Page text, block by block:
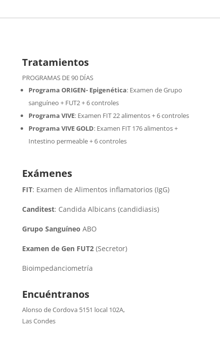
Tratamientos
PROGRAMAS DE 90 DÍAS
Programa ORIGEN- Epigenética:Examen de Grupo
sanguíneo + FUT2 + 6 controles
Programa VIVE: Examen FIT 22 alimentos + 6 controles
Programa VIVE GOLD: Examen FIT 176 alimentos +
Intestino permeable + 6 controles
Exámenes
FIT: Examen de Alimentos inflamatorios (IgG)
Canditest: Candida Albicans (candidiasis)
Grupo Sanguíneo ABO
Examen de Gen FUT2(Secretor)
Bioimpedanciometría
Encuéntranos
Alonso de Cordova 5151 local 102A,
Las Condes